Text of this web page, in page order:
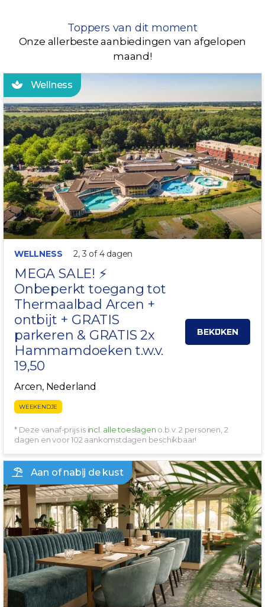
Toppers van dit moment
Onze allerbeste aanbiedingen van afgelopen
maand!
Wellness
INCL. HAMMAMDOEKEN
WELLNESS 2, 3 of 4 dagen
MEGA SALE! ⚡
Onbeperkt toegang tot
Thermaalbad Arcen +
ontbijt + GRATIS
parkeren & GRATIS 2x
Hammamdoeken t.w.v.
19,50
Arcen, Nederland
WEEKENDJE
BEKIJKEN
* Deze vanaf-prijs is incl. alle toeslagen o.b.v. 2 personen, 2
dagen en voor 102 aankomstdagen beschikbaar!
Aan of nabij de kust
FLASHDEAL!